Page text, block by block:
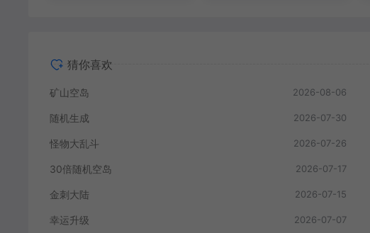
猜你喜欢
矿山空岛 2026-08-06
随机生成 2026-07-30
怪物大乱斗 2026-07-26
30倍随机空岛 2026-07-17
金刺大陆 2026-07-15
幸运升级 2026-07-07